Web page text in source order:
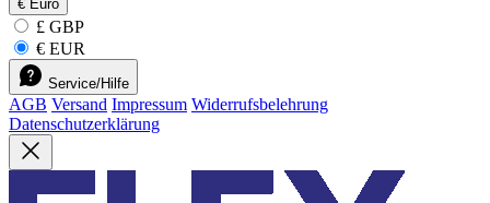
€ Euro
£ GBP
€ EUR
Service/Hilfe
AGB Versand Impressum Widerrufsbelehrung
Datenschutzerklärung